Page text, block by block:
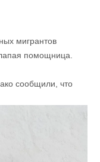
мигрантов
помощница.
сообщили, что